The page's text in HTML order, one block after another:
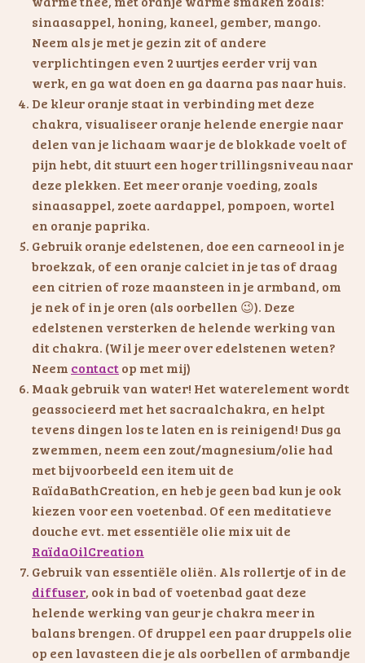
sinaasappel, honing, kaneel, gember, mango.
Neem als je met je gezin zit of andere
verplichtingen even 2 uurtjes eerder vrij van
werk, en ga wat doen en ga daarna pas naar huis.
De kleur oranje staat in verbinding met deze
chakra, visualiseer oranje helende energie naar
delen van je lichaam waar je de blokkade voelt of
pijn hebt, dit stuurt een hoger trillingsniveau naar
deze plekken. Eet meer oranje voeding, zoals
sinaasappel, zoete aardappel, pompoen, wortel
en oranje paprika.
Gebruik oranje edelstenen, doe een carneool in je
broekzak, of een oranje calciet in je tas of draag
een citrien of roze maansteen in je armband, om
je nek of in je oren (als oorbellen 😉). Deze
edelstenen versterken de helende werking van
dit chakra. (Wil je meer over edelstenen weten?
Neem contactop met mij)
Maak gebruik van water! Het waterelement wordt
geassocieerd met het sacraalchakra, en helpt
tevens dingen los te laten en is reinigend! Dus ga
zwemmen, neem een zout/magnesium/olie had
met bijvoorbeeld een item uit de
RaïdaBathCreation, en heb je geen bad kun je ook
kiezen voor een voetenbad. Of een meditatieve
douche evt. met essentiële olie mix uit de
RaïdaOilCreation
Gebruik van essentiële oliën. Als rollertje of in de
diffuser, ook in bad of voetenbad gaat deze
helende werking van geur je chakra meer in
balans brengen. Of druppel een paar druppels olie
op een lavasteen die je als oorbellen of armbandje